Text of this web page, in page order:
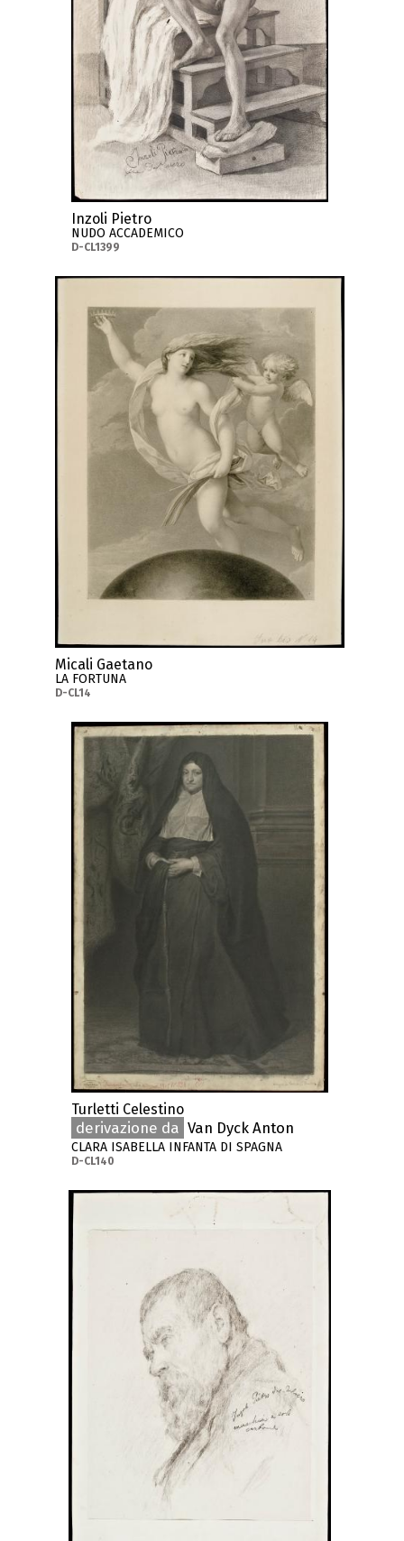
Inzoli Pietro
NUDO ACCADEMICO
D-CL1399
Micali Gaetano
LA FORTUNA
D-CL14
Turletti Celestino
derivazione da Van Dyck Anton
CLARA ISABELLA INFANTA DI SPAGNA
D-CL140